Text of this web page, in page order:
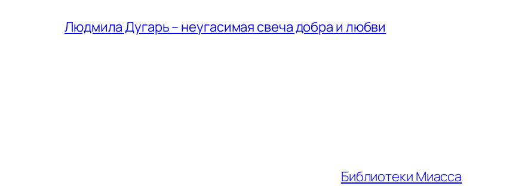
Людмила Дугарь – неугасимая свеча добра и любви
Библиотеки Миасса